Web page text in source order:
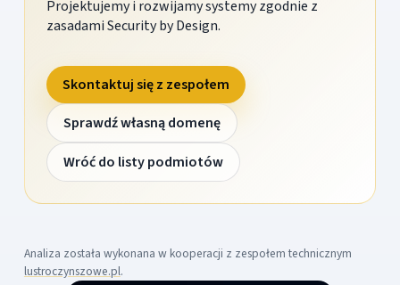
Projektujemy i rozwijamy systemy zgodnie z
zasadami Security by Design.
Skontaktuj się z zespołem
Sprawdź własną domenę
Wróć do listy podmiotów
Analiza została wykonana w kooperacji z zespołem technicznym
lustroczynszowe.pl.